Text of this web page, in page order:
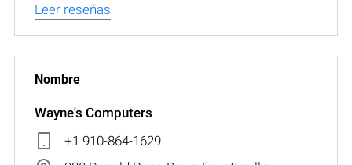
Leer reseñas
Wayne's Computers
+1 910-864-1629